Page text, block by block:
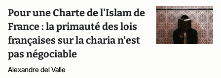
Pour une Charte de l'Islam de
France : la primauté des lois
françaises sur la charia n'est
pas négociable
Alexandre del Valle